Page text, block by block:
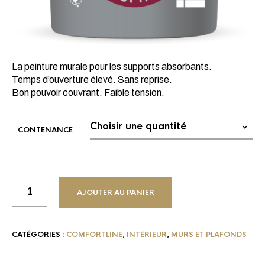
La peinture murale pour les supports absorbants.
Temps d’ouverture élevé. Sans reprise.
Bon pouvoir couvrant. Faible tension.
CONTENANCE
AJOUTER AU PANIER
CATÉGORIES : COMFORTLINE, INTÉRIEUR, MURS ET PLAFONDS